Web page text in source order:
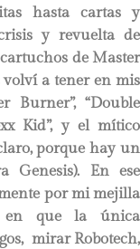
hasta cartas y
y revuelta de
de Master
volví a tener en mis
Burner”, “Double
Kid”, y el mítico
porque hay un
Genesis). En ese
por mi mejilla
en que la única
mirar Robotech,